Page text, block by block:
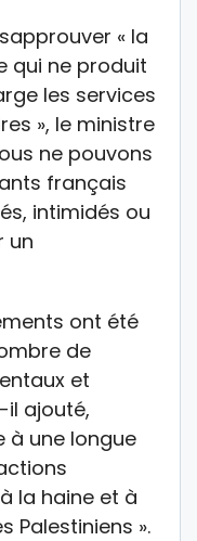
« la
qui ne produit
les services
», le ministre
ne pouvons
français
intimidés ou
un
ont été
de
et
il ajouté,
à une longue
la haine et à
Palestiniens ».